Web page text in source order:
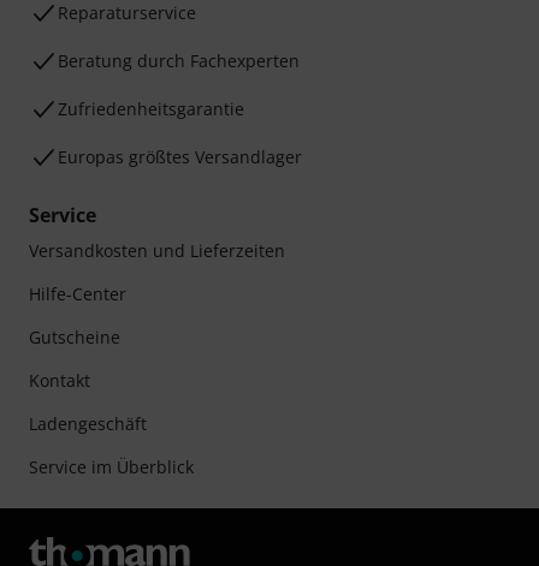
Reparaturservice
Beratung durch Fachexperten
Zufriedenheitsgarantie
Europas größtes Versandlager
Service
Versandkosten und Lieferzeiten
Hilfe-Center
Gutscheine
Kontakt
Ladengeschäft
Service im Überblick